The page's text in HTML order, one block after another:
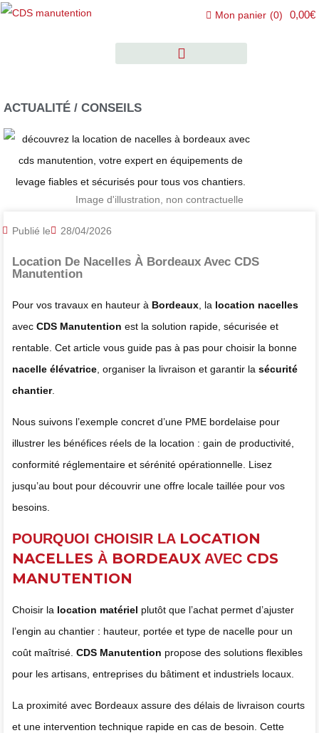
Mon panier (0) 0,00€
ACTUALITÉ / CONSEILS
Image d'illustration, non contractuelle
Publié le 28/04/2026
Location De Nacelles À Bordeaux Avec CDS
Manutention
Pour vos travaux en hauteur à Bordeaux , la location nacelles
avec CDS Manutention est la solution rapide, sécurisée et
rentable. Cet article vous guide pas à pas pour choisir la bonne
nacelle élévatrice , organiser la livraison et garantir la sécurité
chantier.
Nous suivons l’exemple concret d’une PME bordelaise pour
illustrer les bénéfices réels de la location : gain de productivité,
conformité réglementaire et sérénité opérationnelle. Lisez
jusqu’au bout pour découvrir une offre locale taillée pour vos
besoins.
POURQUOI CHOISIR LA LOCATION
NACELLES À BORDEAUX AVEC CDS
MANUTENTION
Choisir la location matériel plutôt que l’achat permet d’ajuster
l’engin au chantier : hauteur, portée et type de nacelle pour un
coût maîtrisé. CDS Manutention propose des solutions flexibles
pour les artisans, entreprises du bâtiment et industriels locaux.
La proximité avec Bordeaux assure des délais de livraison courts
et une intervention technique rapide en cas de besoin. Cette